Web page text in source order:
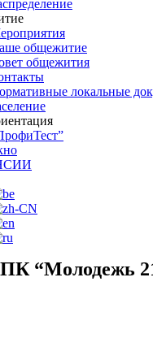
общежитие
общежития
локальные
“Молодежь